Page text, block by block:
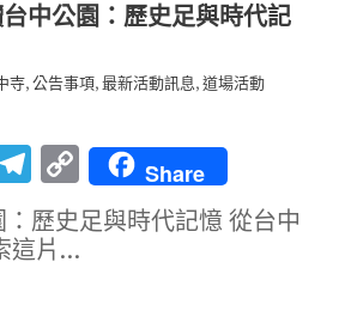
中公園：歷史足與時代記
寺,公告事項,最新活動訊息,道場活動
T
el
e
C
o
p
Share
歷史足與時代記憶 從台中
這片…